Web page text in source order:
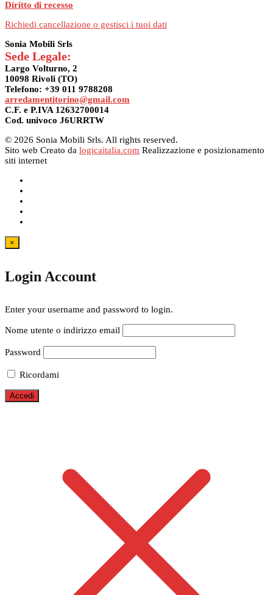
Diritto di recesso
Richiedi cancellazione o gestisci i tuoi dati
Sonia Mobili Srls
Sede Legale:
Largo Volturno, 2
10098 Rivoli (TO)
Telefono: +39 011 9788208
arredamentitorino@gmail.com
C.F. e P.IVA 12632700014
Cod. univoco J6URRTW
© 2026 Sonia Mobili Srls. All rights reserved.
Sito web Creato da logicaitalia.com Realizzazione e posizionamento
siti internet
×
Login Account
Enter your username and password to login.
Nome utente o indirizzo email
Password
Ricordami